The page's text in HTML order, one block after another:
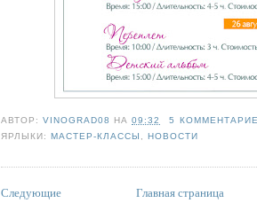
АВТОР:VINOGRAD08 НА09:32
5
ЯРЛЫКИ:МАСТЕР-КЛАССЫ ,НОВОСТИ
Следующие
Главная страница